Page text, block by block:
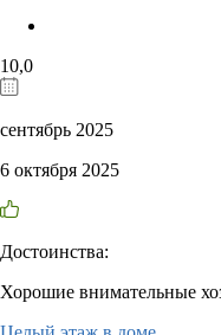
10,0
сентябрь 2025
6 октября 2025
Достоинства:
Хорошие внимательные